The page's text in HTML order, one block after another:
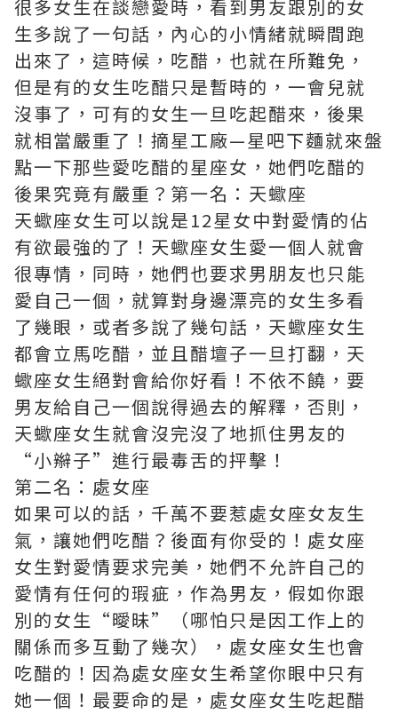
很多女生在談戀愛時，看到男友跟別的女
生多說了一句話，內心的小情緒就瞬間跑
出來了，這時候，吃醋，也就在所難免，
但是有的女生吃醋只是暫時的，一會兒就
沒事了，可有的女生一旦吃起醋來，後果
就相當嚴重了！摘星工廠—星吧下麵就來盤
點一下那些愛吃醋的星座女，她們吃醋的
後果究竟有嚴重？第一名：天蠍座
天蠍座女生可以說是12星女中對愛情的佔
有欲最強的了！天蠍座女生愛一個人就會
很專情，同時，她們也要求男朋友也只能
愛自己一個，就算對身邊漂亮的女生多看
了幾眼，或者多說了幾句話，天蠍座女生
都會立馬吃醋，並且醋壇子一旦打翻，天
蠍座女生絕對會給你好看！不依不饒，要
男友給自己一個說得過去的解釋，否則，
天蠍座女生就會沒完沒了地抓住男友的
“小辮子”進行最毒舌的抨擊！
第二名：處女座
如果可以的話，千萬不要惹處女座女友生
氣，讓她們吃醋？後面有你受的！處女座
女生對愛情要求完美，她們不允許自己的
愛情有任何的瑕疵，作為男友，假如你跟
別的女生“曖昧”（哪怕只是因工作上的
關係而多互動了幾次），處女座女生也會
吃醋的！因為處女座女生希望你眼中只有
她一個！最要命的是，處女座女生吃起醋